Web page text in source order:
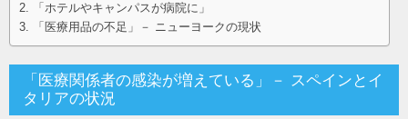
「ホテルやキャンパスが病院に」
「医療用品の不足」－ ニューヨークの現状
「医療関係者の感染が増えている」－ スペインとイ
タリアの状況